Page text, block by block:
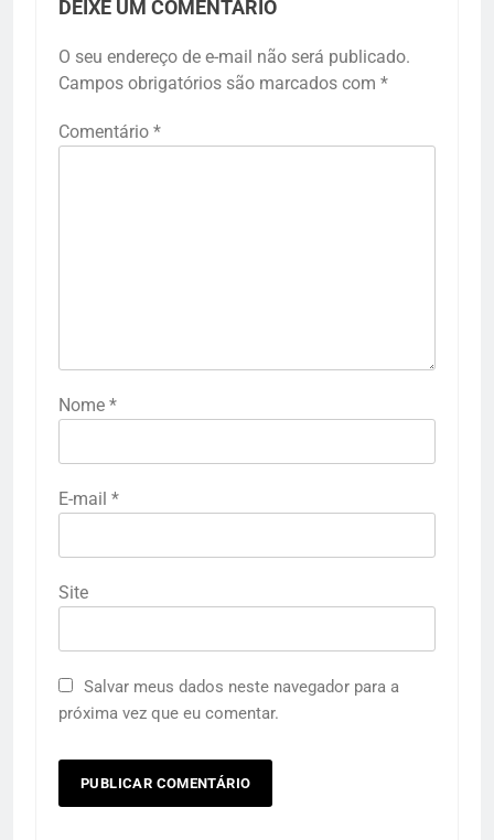
DEIXE UM COMENTÁRIO
O seu endereço de e-mail não será publicado.
Campos obrigatórios são marcados com *
Comentário *
Nome *
E-mail *
Site
Salvar meus dados neste navegador para a
próxima vez que eu comentar.